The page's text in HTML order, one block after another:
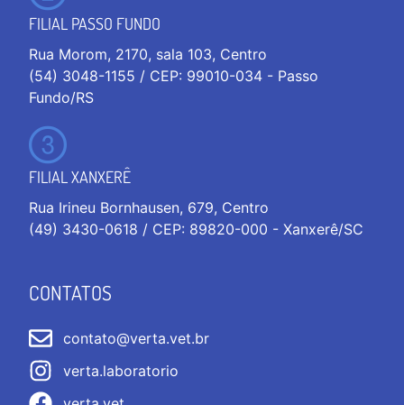
FILIAL PASSO FUNDO
Rua Morom, 2170, sala 103, Centro
(54) 3048-1155 / CEP: 99010-034 - Passo
Fundo/RS
FILIAL XANXERÊ
Rua Irineu Bornhausen, 679, Centro
(49) 3430-0618 / CEP: 89820-000 - Xanxerê/SC
CONTATOS
contato@verta.vet.br
verta.laboratorio